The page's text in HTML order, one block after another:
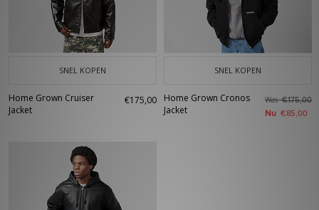
SNEL KOPEN
Home Grown Cruiser
Jacket
€175,00
SNEL KOPEN
Home Grown Cronos
Jacket
Was€175,00
Nu €85,00